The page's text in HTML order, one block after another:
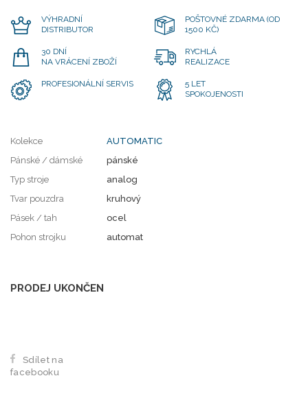
VÝHRADNÍ
DISTRIBUTOR
POŠTOVNÉ ZDARMA (OD
1500 KČ)
30 DNÍ
NA VRÁCENÍ ZBOŽÍ
RYCHLÁ
REALIZACE
PROFESIONÁLNÍ SERVIS
5 LET
SPOKOJENOSTI
Kolekce
AUTOMATIC
Pánské / dámské
pánské
Typ stroje
analog
Tvar pouzdra
kruhový
Pásek / tah
ocel
Pohon strojku
automat
PRODEJ UKONČEN
Sdílet na
facebooku